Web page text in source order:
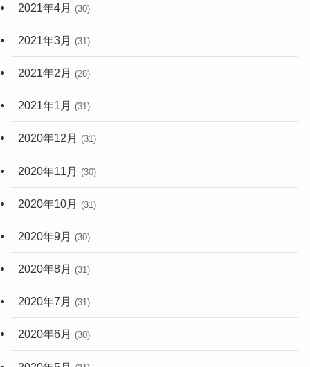
2021年4月 (30)
2021年3月 (31)
2021年2月 (28)
2021年1月 (31)
2020年12月 (31)
2020年11月 (30)
2020年10月 (31)
2020年9月 (30)
2020年8月 (31)
2020年7月 (31)
2020年6月 (30)